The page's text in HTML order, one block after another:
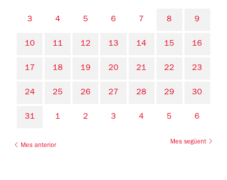
3 4 5 6 7 8 9
10 11 12 13 14 15 16
17 18 19 20 21 22 23
24 25 26 27 28 29 30
31 1 2 3 4 5 6
Mes anterior
Mes següent